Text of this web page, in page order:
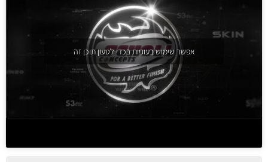
אפשר שימוש בעוגיות בכדי לטעון תוכן זה